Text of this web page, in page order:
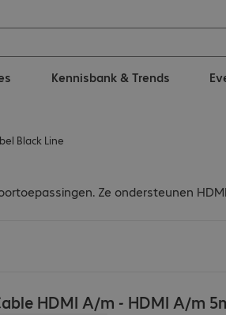
Kennisbank & Trends
Black Line
Ze ondersteunen
HDMI A/m - HDMI A/m